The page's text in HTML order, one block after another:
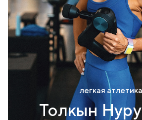
легкая атлетика
Толкын